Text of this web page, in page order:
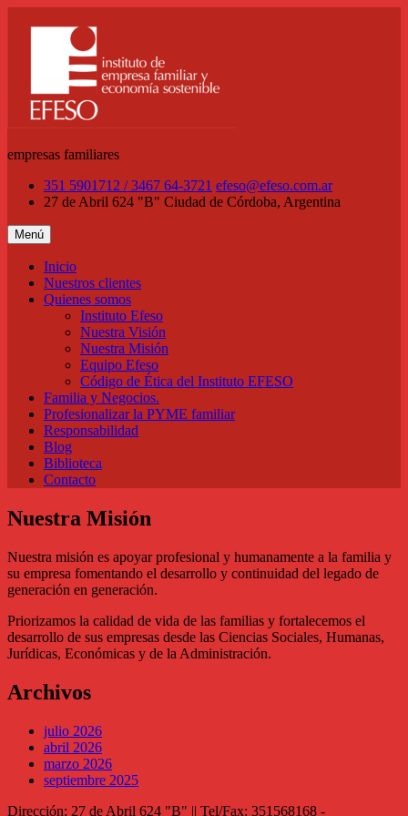
empresas familiares
351 5901712 / 3467 64-3721 efeso@efeso.com.ar
27 de Abril 624 "B" Ciudad de Córdoba, Argentina
Menú
Inicio
Nuestros clientes
Quienes somos
Instituto Efeso
Nuestra Visión
Nuestra Misión
Equipo Efeso
Código de Ética del Instituto EFESO
Familia y Negocios.
Profesionalizar la PYME familiar
Responsabilidad
Blog
Biblioteca
Contacto
Nuestra Misión
Nuestra misión es apoyar profesional y humanamente a la familia y
su empresa fomentando el desarrollo y continuidad del legado de
generación en generación.
Priorizamos la calidad de vida de las familias y fortalecemos el
desarrollo de sus empresas desde las Ciencias Sociales, Humanas,
Jurídicas, Económicas y de la Administración.
Archivos
julio 2026
abril 2026
marzo 2026
septiembre 2025
Dirección: 27 de Abril 624 "B" || Tel/Fax: 351568168 -